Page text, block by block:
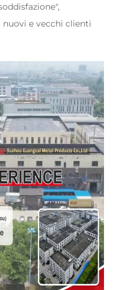
e vecchi clienti